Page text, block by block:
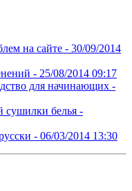
на сайте - 30/09/2014
- 25/08/2014 09:17
для начинающих -
сушилки белья -
- 06/03/2014 13:30